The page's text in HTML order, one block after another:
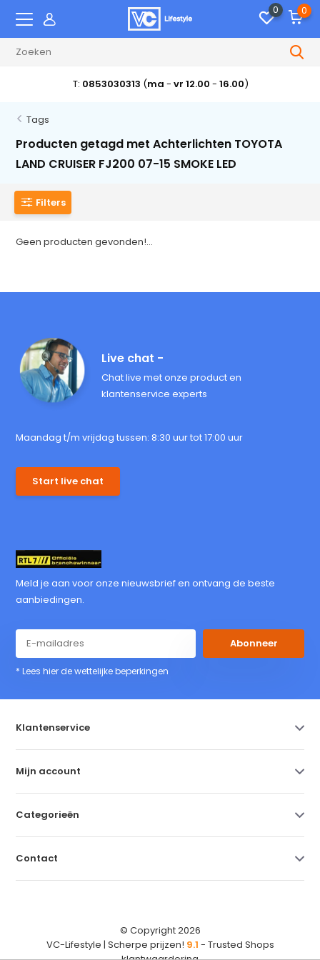
0 0
T: 0853030313 (ma - vr 12.00 - 16.00)
Tags
Producten getagd met Achterlichten TOYOTA
LAND CRUISER FJ200 07-15 SMOKE LED
Filters
Geen producten gevonden!...
Live chat -
Chat live met onze product en
klantenservice experts
Maandag t/m vrijdag tussen: 8:30 uur tot 17:00 uur
Start live chat
Meld je aan voor onze nieuwsbrief en ontvang de beste
aanbiedingen.
Abonneer
* Lees hier de wettelijke beperkingen
Klantenservice
Mijn account
Categorieën
Contact
© Copyright 2026
VC-Lifestyle | Scherpe prijzen! 9.1 - Trusted Shops